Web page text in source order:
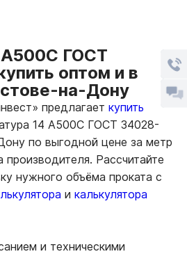
А500С ГОСТ
оптом и в
на-Дону
предлагает купить
14 А500С ГОСТ 34028-
по выгодной цене за метр
Рассчитайте
нужного объёма проката с
и калькулятора
и техническими